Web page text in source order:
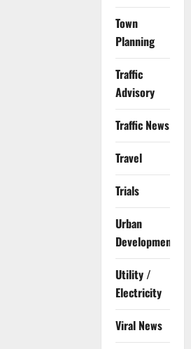
Town
Planning
Traffic
Advisory
Traffic News
Travel
Trials
Urban
Development
Utility /
Electricity
Viral News